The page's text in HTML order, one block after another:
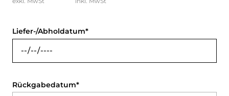
Liefer-/Abholdatum
Rückgabedatum